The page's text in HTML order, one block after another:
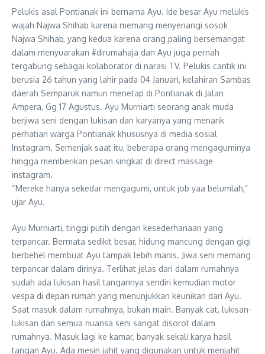
Pelukis asal Pontianak ini bernama Ayu. Ide besar Ayu melukis
wajah Najwa Shihab karena memang menyenangi sosok
Najwa Shihab, yang kedua karena orang paling bersemangat
dalam menyuarakan #dirumahaja dan Ayu juga pernah
tergabung sebagai kolaborator di narasi TV. Pelukis cantik ini
berusia 26 tahun yang lahir pada 04 Januari, kelahiran Sambas
daerah Semparuk namun menetap di Pontianak di Jalan
Ampera, Gg 17 Agustus. Ayu Murniarti seorang anak muda
berjiwa seni dengan lukisan dan karyanya yang menarik
perhatian warga Pontianak khususnya di media sosial
Instagram. Semenjak saat itu, beberapa orang mengaguminya
hingga memberikan pesan singkat di direct massage
instagram.
“Mereke hanya sekedar mengagumi, untuk job yaa belumlah,”
ujar Ayu.
Ayu Murniarti, tinggi putih dengan kesederhanaan yang
terpancar. Bermata sedikit besar, hidung mancung dengan gigi
berbehel membuat Ayu tampak lebih manis. Jiwa seni memang
terpancar dalam dirinya. Terlihat jelas dari dalam rumahnya
sudah ada lukisan hasil tangannya sendiri kemudian motor
vespa di depan rumah yang menunjukkan keunikan dari Ayu.
Saat masuk dalam rumahnya, bukan main. Banyak cat, lukisan-
lukisan dan semua nuansa seni sangat disorot dalam
rumahnya. Masuk lagi ke kamar, banyak sekali karya hasil
tangan Ayu. Ada mesin jahit yang digunakan untuk menjahit